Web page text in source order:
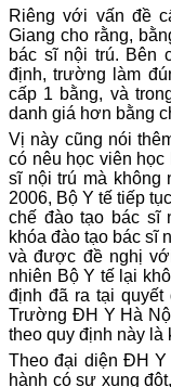
Riêng với vấn đề
Giang cho rằng,
bác sĩ nội trú. Bên
định, trường làm
cấp 1 bằng, và
danh giá hơn bằng
Vị này cũng nói
có nêu học viên
sĩ nội trú mà không
2006, Bộ Y tế tiếp
chế đào tạo bác sĩ
khóa đào tạo bác sĩ
và được đề nghị
nhiên Bộ Y tế lại
định đã ra tại
Trường ĐH Y Hà
theo quy định này là
Theo đại diện ĐH Y
hành có sự xung